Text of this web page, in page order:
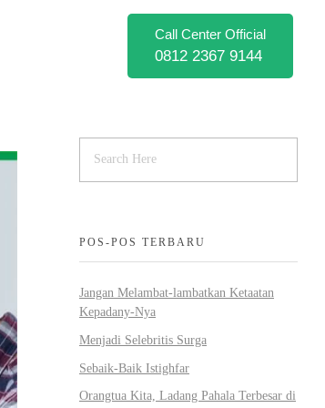
Call Center Official
0812 2367 9144
POS-POS TERBARU
Jangan Melambat-lambatkan Ketaatan
Kepadany-Nya
Menjadi Selebritis Surga
Sebaik-Baik Istighfar
Orangtua Kita, Ladang Pahala Terbesar di